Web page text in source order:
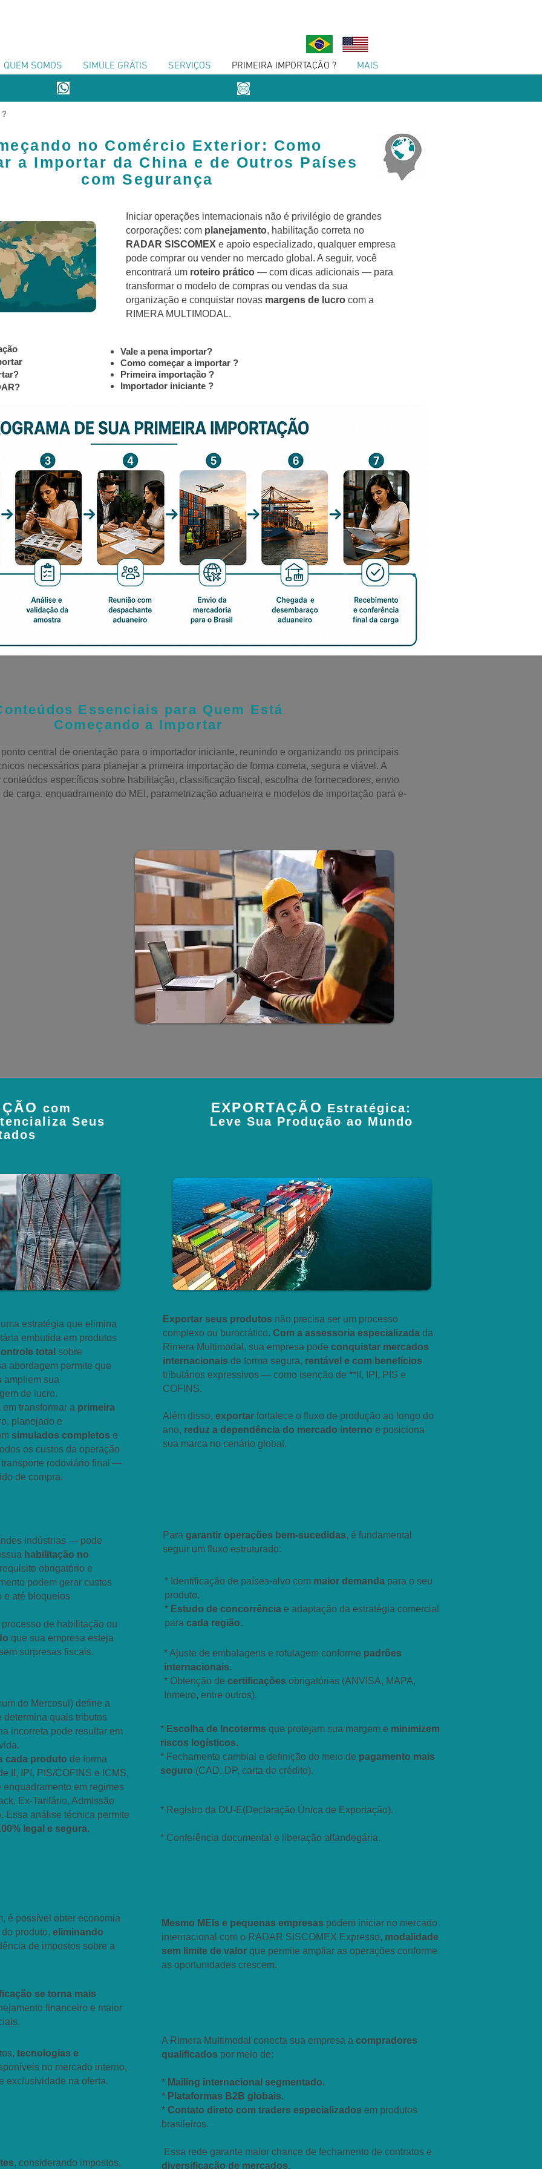
QUEM SOMOS SIMULE GRÁTIS SERVIÇOS PRIMEIRA IMPORTAÇÃO ? MAIS
?
no Comércio Exterior: Como
a Importar da China e de Outros Países
com Segurança
Iniciar operações internacionais não é privilégio de grandes
corporações: com planejamento, habilitação correta no
RADAR SISCOMEX e apoio especializado, qualquer empresa
pode comprar ou vender no mercado global. A seguir, você
encontrará um roteiro prático — com dicas adicionais — para
transformar o modelo de compras ou vendas da sua
organização e conquistar novas margens de lucro com a
RIMERA MULTIMODAL.
Vale a pena importar?
Como começar a importar ?
Primeira importação ?
Importador iniciante ?
Essenciais para Quem Está
Começando a Importar
central de orientação para o importador iniciante, reunindo e organizando os principais
necessários para planejar a primeira importação de forma correta, segura e viável. A
específicos sobre habilitação, classificação fiscal, escolha de fornecedores, envio
carga, enquadramento do MEI, parametrização aduaneira e modelos de importação para e-
com
Seus
estratégia que elimina
embutida em produtos
total sobre
abordagem permite que
ampliem sua
de lucro.
transformar a primeira
planejado e
simulados completos e
os custos da operação
rodoviário final —
de compra.
indústrias — pode
habilitação no
obrigatório e
podem gerar custos
e até bloqueios
de habilitação ou
que sua empresa esteja
surpresas fiscais.
do Mercosul) define a
quais tributos
incorreta pode resultar em
cada produto de forma
II, IPI, PIS/COFINS e ICMS,
em regimes
Ex-Tarifário, Admissão
Essa análise técnica permite
legal e segura.
é possível obter economia
produto, eliminando
de impostos sobre a
se torna mais
financeiro e maior
tecnologias e
no mercado interno,
exclusividade na oferta.
, considerando impostos,
EXPORTAÇÃO Estratégica:
Leve Sua Produção ao Mundo
Exportar seus produtos não precisa ser um processo
complexo ou burocrático. Com a assessoria especializada da
Rimera Multimodal, sua empresa pode conquistar mercados
internacionais de forma segura, rentável e com benefícios
tributários expressivos — como isenção de **II, IPI, PIS e
COFINS.
Além disso, exportar fortalece o fluxo de produção ao longo do
ano, reduz a dependência do mercado interno e posiciona
sua marca no cenário global.
Para garantir operações bem-sucedidas, é fundamental
seguir um fluxo estruturado:
* Identificação de países-alvo com maior demanda para o seu
produto.
* Estudo de concorrência e adaptação da estratégia comercial
para cada região.
* Ajuste de embalagens e rotulagem conforme padrões
internacionais.
* Obtenção de certificações obrigatórias (ANVISA, MAPA,
Inmetro, entre outros).
* Escolha de Incoterms que protejam sua margem e minimizem
riscos logísticos.
* Fechamento cambial e definição do meio de pagamento mais
seguro (CAD, DP, carta de crédito).
* Registro da DU-E(Declaração Única de Exportação).
* Conferência documental e liberação alfandegária.
Mesmo MEIs e pequenas empresas podem iniciar no mercado
internacional com o RADAR SISCOMEX Expresso, modalidade
sem limite de valor que permite ampliar as operações conforme
as oportunidades crescem.
A Rimera Multimodal conecta sua empresa a compradores
qualificados por meio de:
* Mailing internacional segmentado.
* Plataformas B2B globais.
* Contato direto com traders especializados em produtos
brasileiros.
Essa rede garante maior chance de fechamento de contratos e
diversificação de mercados.